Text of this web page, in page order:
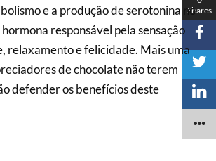
e a produção de serotonina no
responsável pela sensação
relaxamento e felicidade. Mais uma
de chocolate não terem
defender os benefícios deste
Shares